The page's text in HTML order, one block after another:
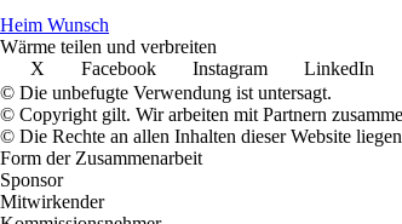
Heim Wunsch
Wärme teilen und verbreiten
X
Facebook Instagram LinkedIn
© Die unbefugte Verwendung ist untersagt.
© Copyright gilt. Wir arbeiten mit Partnern
© Die Rechte an allen Inhalten dieser Website
Form der Zusammenarbeit
Sponsor
Mitwirkender